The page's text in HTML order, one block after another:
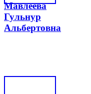
Мавлеева
Гульнур
Альбертовна